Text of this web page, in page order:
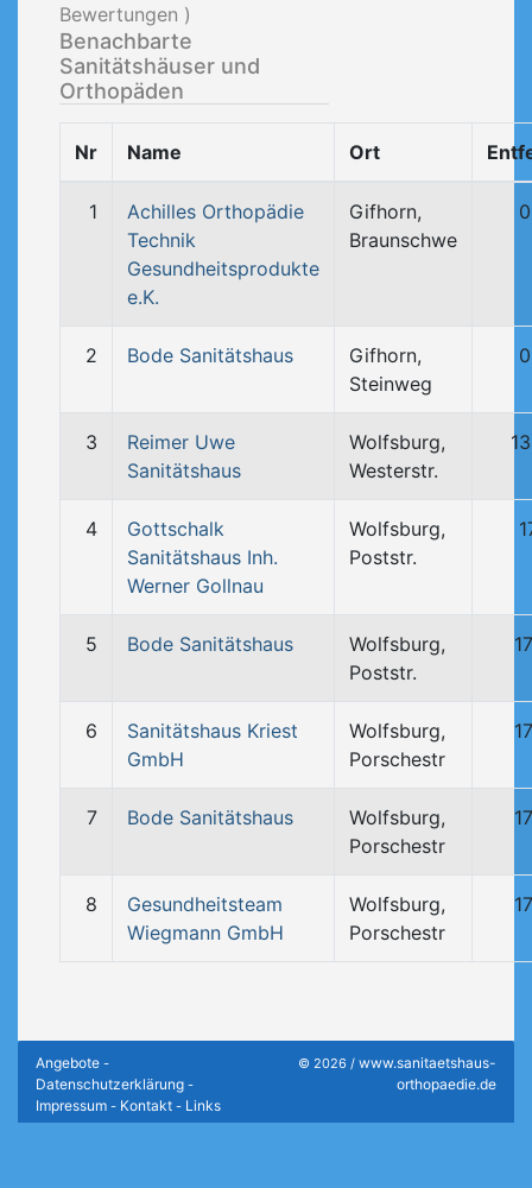
Bewertungen )
Benachbarte
Sanitätshäuser und
Orthopäden
Nr Name Ort
1
Achilles Orthopädie
Technik
Gesundheitsprodukte
e.K.
Gifhorn,
Braunschwe
2 Bode Sanitätshaus
Gifhorn,
Steinweg
3
Reimer Uwe
Sanitätshaus
Wolfsburg,
Westerstr.
4
Gottschalk
Sanitätshaus Inh.
Werner Gollnau
Wolfsburg,
Poststr.
5 Bode Sanitätshaus
Wolfsburg,
Poststr.
6
Sanitätshaus Kriest
GmbH
Wolfsburg,
Porschestr
7 Bode Sanitätshaus
Wolfsburg,
Porschestr
8
Gesundheitsteam
Wiegmann GmbH
Wolfsburg,
Porschestr
Angebote -
Datenschutzerklärung -
Impressum - Kontakt - Links
© 2026 / www.sanitaetshaus-
orthopaedie.de